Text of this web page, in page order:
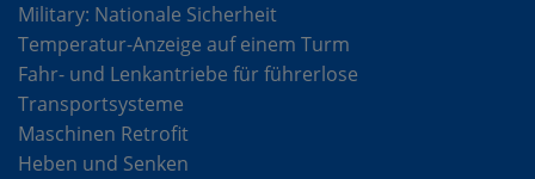
Military: Nationale Sicherheit
Temperatur-Anzeige auf einem Turm
Fahr- und Lenkantriebe für führerlose
Transportsysteme
Maschinen Retrofit
Heben und Senken